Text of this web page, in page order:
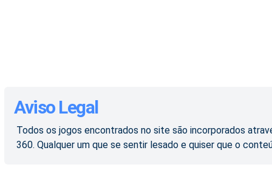
Aviso Legal
Todos os jogos encontrados no site são incorporados
360. Qualquer um que se sentir lesado e quiser que o